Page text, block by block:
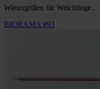
Wintergrillen für Weichlinge...
BIORAMA #93